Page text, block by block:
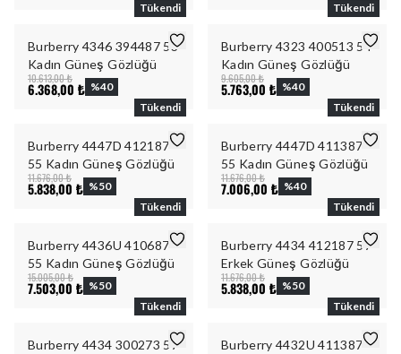
Tükendi
Burberry 4346 394487 53
Kadın Güneş Gözlüğü
10.613,00 ₺
6.368,00 ₺ %40
Tükendi
Burberry 4323 400513 54
Kadın Güneş Gözlüğü
9.605,00 ₺
5.763,00 ₺ %40
Tükendi
Burberry 4447D 412187
55 Kadın Güneş Gözlüğü
11.676,00 ₺
5.838,00 ₺ %50
Tükendi
Burberry 4447D 411387
55 Kadın Güneş Gözlüğü
11.676,00 ₺
7.006,00 ₺ %40
Tükendi
Burberry 4436U 410687
55 Kadın Güneş Gözlüğü
15.005,00 ₺
7.503,00 ₺ %50
Tükendi
Burberry 4434 412187 57
Erkek Güneş Gözlüğü
11.676,00 ₺
5.838,00 ₺ %50
Tükendi
Burberry 4434 300273 57
Tükendi
Burberry 4432U 411387